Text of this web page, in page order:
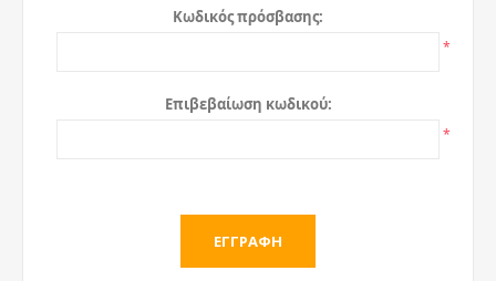
Κωδικός πρόσβασης:
*
Επιβεβαίωση κωδικού:
*